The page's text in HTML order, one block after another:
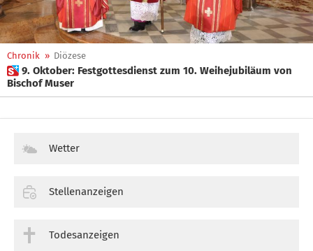
Chronik » Diözese
 9. Oktober: Festgottesdienst zum 10. Weihejubiläum von
Bischof Muser
Wetter
Stellenanzeigen
Todesanzeigen